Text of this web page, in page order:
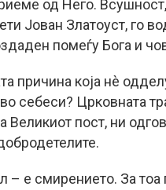
од Него.
Јован Златоуст, го
помеѓу Бога и
причина која нè
себеси? Црковната
Великиот пост, ни
– е смирението. За тоа